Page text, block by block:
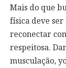
Mais do que
física deve
reconectar
respeitosa.
musculação,